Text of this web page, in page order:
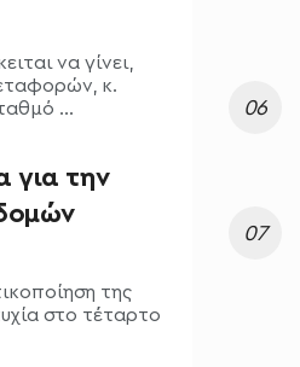
να γίνει,
κ.
...
για την
της
στο τέταρτο